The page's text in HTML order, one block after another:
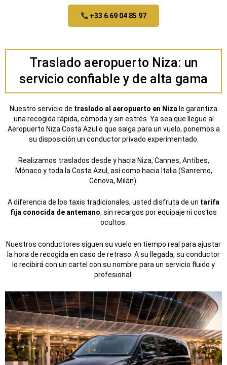
+33 6 69 04 85 97
Traslado aeropuerto Niza: un
servicio confiable y de alta gama
Nuestro servicio de traslado al aeropuerto en Niza le garantiza
una recogida rápida, cómoda y sin estrés. Ya sea que llegue al
Aeropuerto Niza Costa Azul o que salga para un vuelo, ponemos a
su disposición un conductor privado experimentado.
Realizamos traslados desde y hacia Niza, Cannes, Antibes,
Mónaco y toda la Costa Azul, así como hacia Italia (Sanremo,
Génova, Milán).
A diferencia de los taxis tradicionales, usted disfruta de un tarifa
fija conocida de antemano, sin recargos por equipaje ni costos
ocultos.
Nuestros conductores siguen su vuelo en tiempo real para ajustar
la hora de recogida en caso de retraso. A su llegada, su conductor
lo recibirá con un cartel con su nombre para un servicio fluido y
profesional.